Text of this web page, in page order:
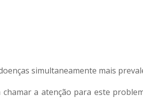
simultaneamente mais
a atenção para este